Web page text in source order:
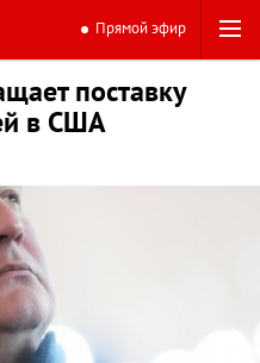
Прямой эфир
поставку
в США